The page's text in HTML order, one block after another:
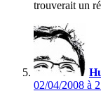
trouverait un
02/04/2008 à